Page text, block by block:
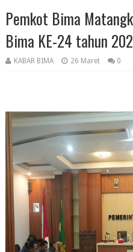
Pemkot Bima
Bima KE-24 tahun
KABAR BIMA 26 Maret 0